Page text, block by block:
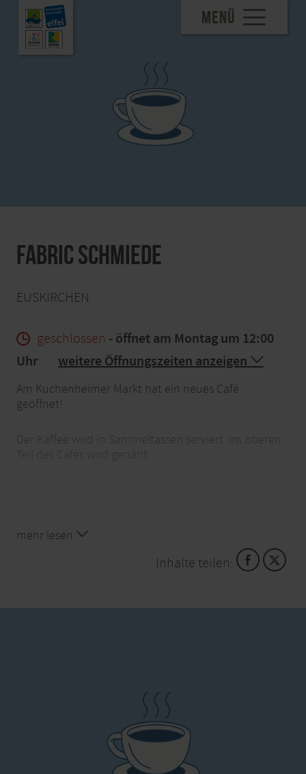
MENÜ
Fabric Schmiede
EUSKIRCHEN
geschlossen - öffnet am Montag um 12:00
Uhr
weitere Öffnungszeiten anzeigen
Am Kuchenheimer Markt hat ein neues Café
geöffnet!
Der Kaffee wird in Sammeltassen serviert. Im oberen
mehr lesen
Inhalte teilen: